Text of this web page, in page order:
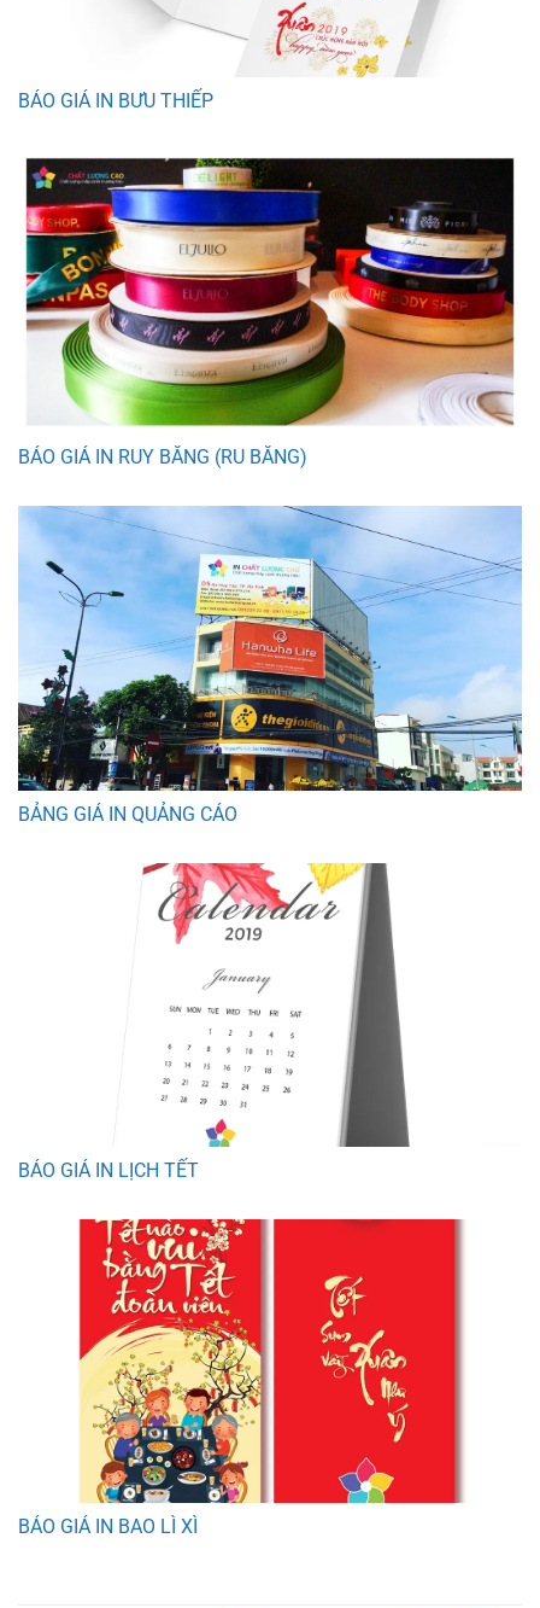
BÁO GIÁ IN BƯU THIẾP
BÁO GIÁ IN RUY BĂNG (RU BĂNG)
BẢNG GIÁ IN QUẢNG CÁO
BÁO GIÁ IN LỊCH TẾT
BÁO GIÁ IN BAO LÌ XÌ